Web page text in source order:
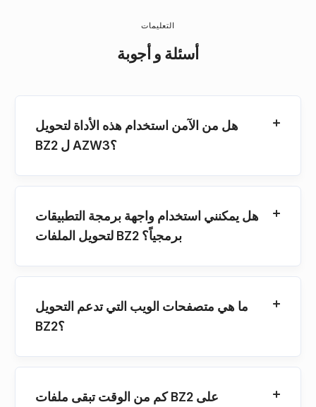
التعليمات
أسئلة و أجوبة
هل من الآمن استخدام هذه الأداة لتحويل
BZ2 ل AZW3؟
هل يمكنني استخدام واجهة برمجة التطبيقات
لتحويل الملفات BZ2 برمجياً؟
ما هي متصفحات الويب التي تدعم التحويل
BZ2؟
كم من الوقت تبقى ملفات BZ2 على